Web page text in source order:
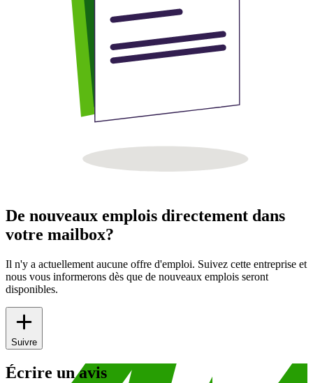
De nouveaux emplois directement dans
votre mailbox?
Il n'y a actuellement aucune offre d'emploi. Suivez cette entreprise et
nous vous informerons dès que de nouveaux emplois seront
disponibles.
Suivre
Écrire un avis